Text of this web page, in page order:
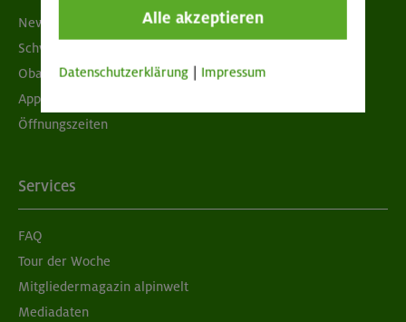
Newsletter
Schwarzes Brett
Obacht geben!
App "Mein DAV+"
Öffnungszeiten
Services
FAQ
Tour der Woche
Mitgliedermagazin alpinwelt
Mediadaten
Alle akzeptieren
Datenschutzerklärung Impressum